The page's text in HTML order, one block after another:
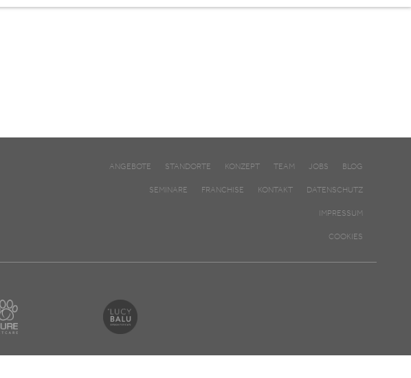
ANGEBOTE STANDORTE KONZEPT TEAM JOBS BLOG
SEMINARE FRANCHISE KONTAKT DATENSCHUTZ
IMPRESSUM
COOKIES